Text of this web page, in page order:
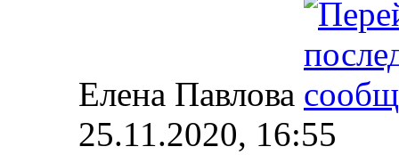
Елена Павлова
25.11.2020, 16:55